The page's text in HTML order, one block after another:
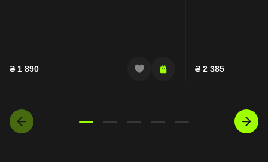
₴ 1 890 ₴ 2 385